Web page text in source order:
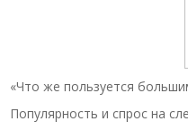
«Что же пользуется
Популярность и спрос на